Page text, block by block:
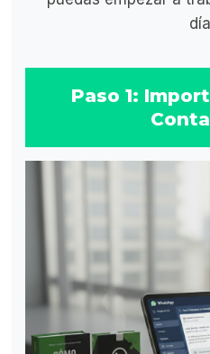
Paso 1: